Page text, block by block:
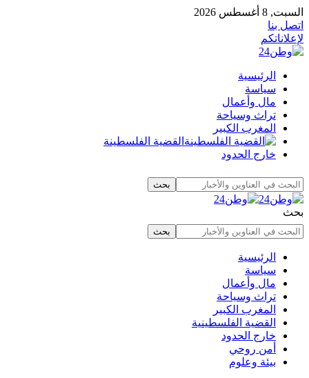
السبت, 8 أغسطس 2026
اتصل بنا
لإعلاناتكم
الرئيسية
سياسة
مال وأعمال
تراث وسياحة
المغرب الكبير
القضية الفلسطينة
خارج الحدود
بحث
الرئيسية
سياسة
مال وأعمال
تراث وسياحة
المغرب الكبير
القضية الفلسطينية
خارج الحدود
أمن روحي
بيئة وعلوم